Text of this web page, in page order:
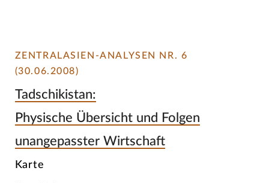
ZENTRALASIEN-ANALYSEN NR. 6
(30.06.2008)
Tadschikistan:
Physische Übersicht und Folgen
unangepasster Wirtschaft
Karte